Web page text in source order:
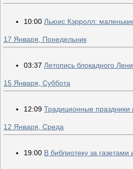
10:00 Льюис Кэрролл:
17 Января, Понедельник
03:37 Летопись блокадного
15 Января, Суббота
12:09 Традиционные праздники
12 Января, Среда
19:00 В библиотеку за